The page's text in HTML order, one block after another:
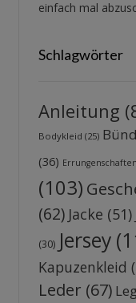
einfach mal
Schlagwörter
Anleitung
Bodykleid (25)
(36) Errungenschaften
(103)
(62) Jacke (51)
(30) Jersey
Kapuzenkleid
Leder (67)